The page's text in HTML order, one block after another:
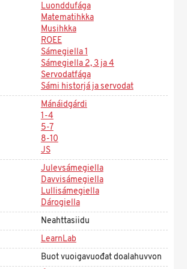
Luonddufága
Matematihkka
Musihkka
ROEE
Sámegiella 1
Sámegiella 2, 3 ja 4
Servodatfága
Sámi historjá ja servodat
Mánáidgárdi
1-4
5-7
8-10
JS
Julevsámegiella
Davvisámegiella
Lullisámegiella
Dárogiella
Neahttasiidu
LearnLab
Buot vuoigavuođat doalahuvvon